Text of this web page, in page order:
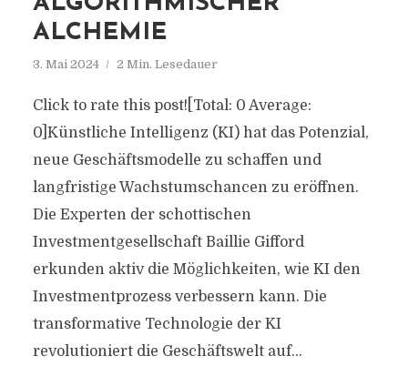
ALCHEMIE
3. Mai 2024 2 Min. Lesedauer
Click to rate this post![Total: 0 Average:
0]Künstliche Intelligenz (KI) hat das Potenzial,
neue Geschäftsmodelle zu schaffen und
langfristige Wachstumschancen zu eröffnen.
Die Experten der schottischen
Investmentgesellschaft Baillie Gifford
erkunden aktiv die Möglichkeiten, wie KI den
Investmentprozess verbessern kann. Die
transformative Technologie der KI
revolutioniert die Geschäftswelt auf...